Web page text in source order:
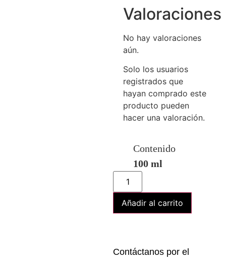
Valoraciones
No hay valoraciones
aún.
Solo los usuarios
registrados que
hayan comprado este
producto pueden
hacer una valoración.
Contenido
100 ml
Añadir al carrito
Contáctanos por el